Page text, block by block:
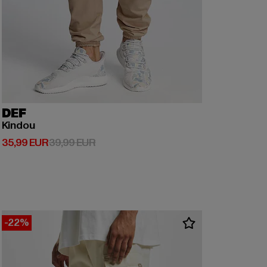
DEF
Kindou
35,99 EUR
Derzeitiger Preis: 35,99 EUR
39,99 EURAktionspreis: 39,99 EUR
-22%